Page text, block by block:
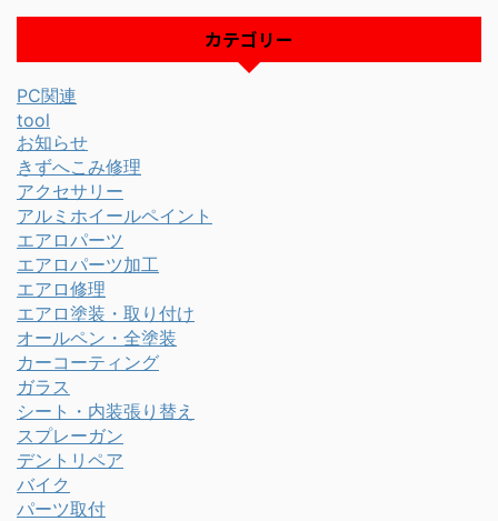
カテゴリー
PC関連
tool
お知らせ
きずへこみ修理
アクセサリー
アルミホイールペイント
エアロパーツ
エアロパーツ加工
エアロ修理
エアロ塗装・取り付け
オールペン・全塗装
カーコーティング
ガラス
シート・内装張り替え
スプレーガン
デントリペア
バイク
パーツ取付